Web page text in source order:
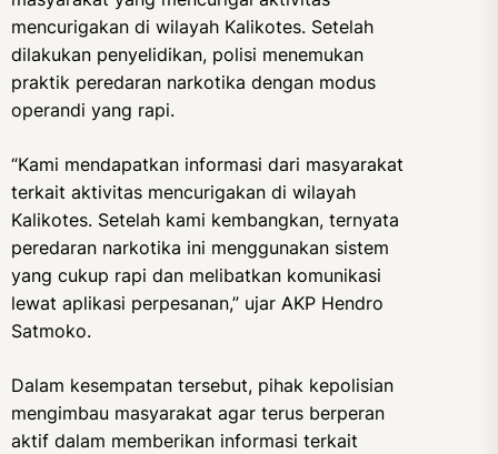
mencurigakan di wilayah Kalikotes. Setelah
dilakukan penyelidikan, polisi menemukan
praktik peredaran narkotika dengan modus
operandi yang rapi.
“Kami mendapatkan informasi dari masyarakat
terkait aktivitas mencurigakan di wilayah
Kalikotes. Setelah kami kembangkan, ternyata
peredaran narkotika ini menggunakan sistem
yang cukup rapi dan melibatkan komunikasi
lewat aplikasi perpesanan,” ujar AKP Hendro
Satmoko.
Dalam kesempatan tersebut, pihak kepolisian
mengimbau masyarakat agar terus berperan
aktif dalam memberikan informasi terkait